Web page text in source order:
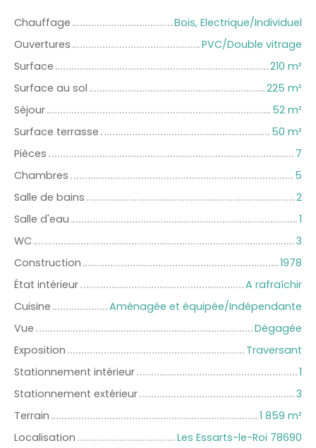
Chauffage
Bois, Electrique/Individuel
Ouvertures
PVC/Double vitrage
Surface
210 m²
Surface au sol
225 m²
Séjour
52 m²
Surface terrasse
50 m²
Pièces
7
Chambres
5
Salle de bains
2
Salle d'eau
1
WC
3
Construction
1978
État intérieur
A rafraîchir
Cuisine
Aménagée et équipée/Indépendante
Vue
Dégagée
Exposition
Traversant
Stationnement intérieur
1
Stationnement extérieur
3
Terrain
1 859 m²
Localisation
Les Essarts-le-Roi 78690